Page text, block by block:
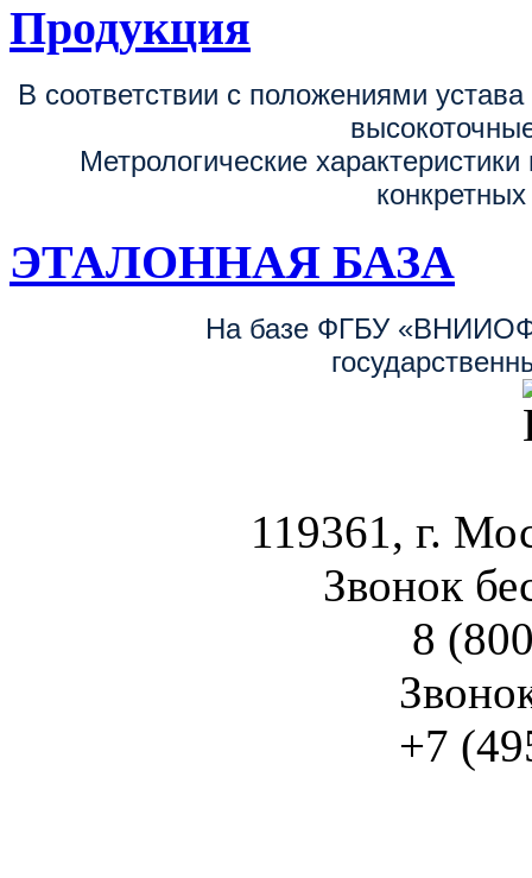
Продукция
В соответствии с положениями
Метрологические
ЭТАЛОННАЯ БАЗА
На базе ФГБУ
119361, г.
Звонок
8
+7